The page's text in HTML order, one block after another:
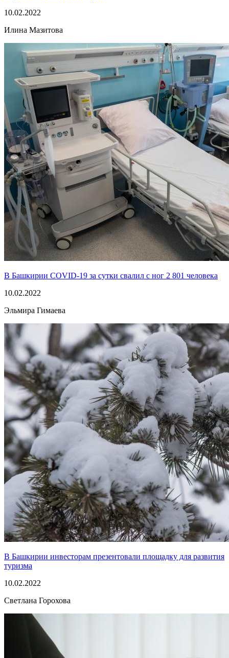
10.02.2022
Илина Мазитова
В Башкирии COVID-19 за сутки свалил с ног 2 801 человека
10.02.2022
Эльмира Гимаева
В Башкирии инвесторам презентовали площадку для развития
туризма
10.02.2022
Светлана Горохова